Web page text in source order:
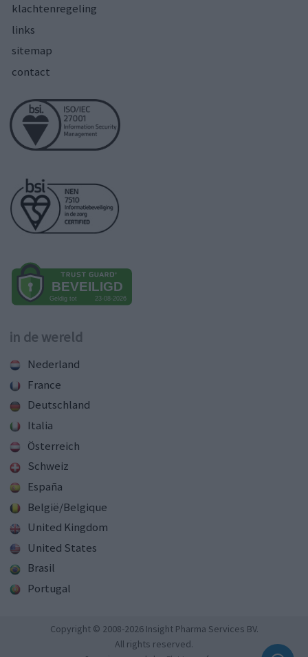
klachtenregeling
links
sitemap
contact
in de wereld
Nederland
France
Deutschland
Italia
Österreich
Schweiz
España
België/Belgique
United Kingdom
United States
Brasil
Portugal
Copyright © 2008-2026 Insight Pharma Services BV.
All rights reserved.